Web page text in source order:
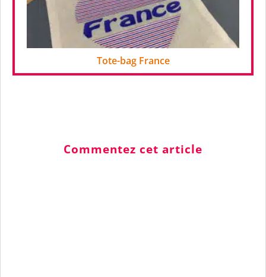
Tote-bag France
Commentez cet article